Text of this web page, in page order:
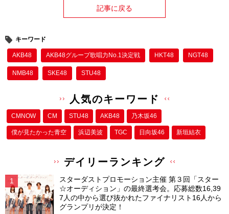
記事に戻る
キーワード
AKB48 AKB48グループ歌唱力No.1決定戦 HKT48 NGT48
NMB48 SKE48 STU48
人気のキーワード
CMNOW CM STU48 AKB48 乃木坂46
僕が⾒たかった⻘空 浜辺美波 TGC 日向坂46 新垣結衣
デイリーランキング
スターダストプロモーション主催 第３回「スター
☆オーディション」の最終選考会。応募総数16,39
7人の中から選び抜かれたファイナリスト16人から
グランプリが決定！